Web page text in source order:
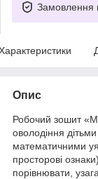
Замовлення
Опис
Робочий зошит
оволодіння
математичними
просторові
порівнювати,